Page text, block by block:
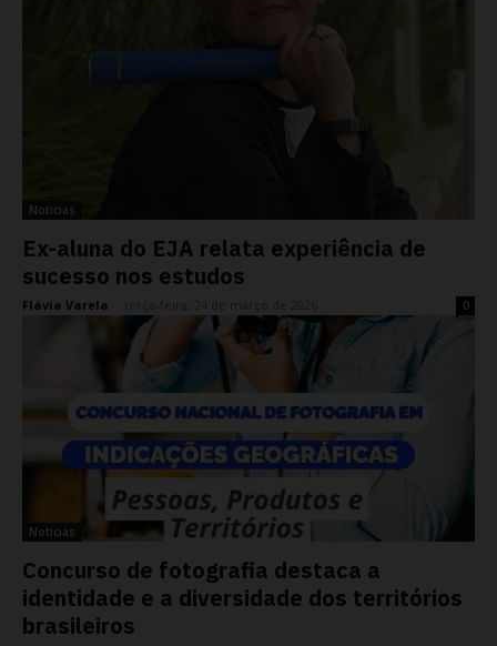
Noticias
Ex-aluna do EJA relata experiência de
sucesso nos estudos
Flávia Varela 0
Noticias
Concurso de fotografia destaca a
identidade e a diversidade dos territórios
brasileiros